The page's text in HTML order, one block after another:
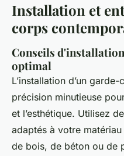
Installation et
corps
Conseils
optimal
L’installation d’un
précision minutieuse
et l’esthétique. Utilisez
adaptés à votre
de bois, de béton ou de